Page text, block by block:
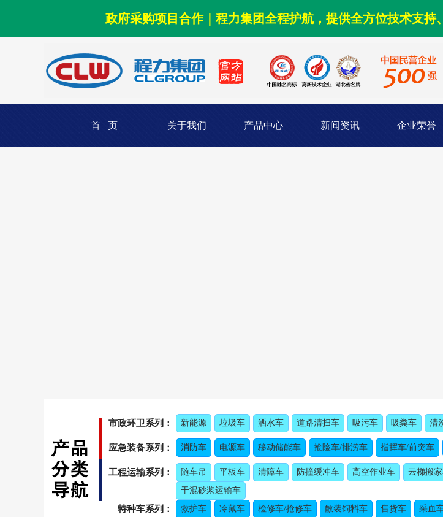
政府采购项目合作｜程力集团全程护航，提供全方位技术支持
首 页 关于我们 产品中心 新闻资讯 企业荣誉
市政环卫系列： 新能源 垃圾车 洒水车 道路清扫车 吸污车 吸粪车 清
应急装备系列： 消防车 电源车 移动储能车 抢险车/排涝车 指挥车/前突车
工程运输系列： 随车吊 平板车 清障车 防撞缓冲车 高空作业车 云梯搬
干混砂浆运输车
特种车系列： 救护车 冷藏车 检修车/抢修车 散装饲料车 售货车 采血